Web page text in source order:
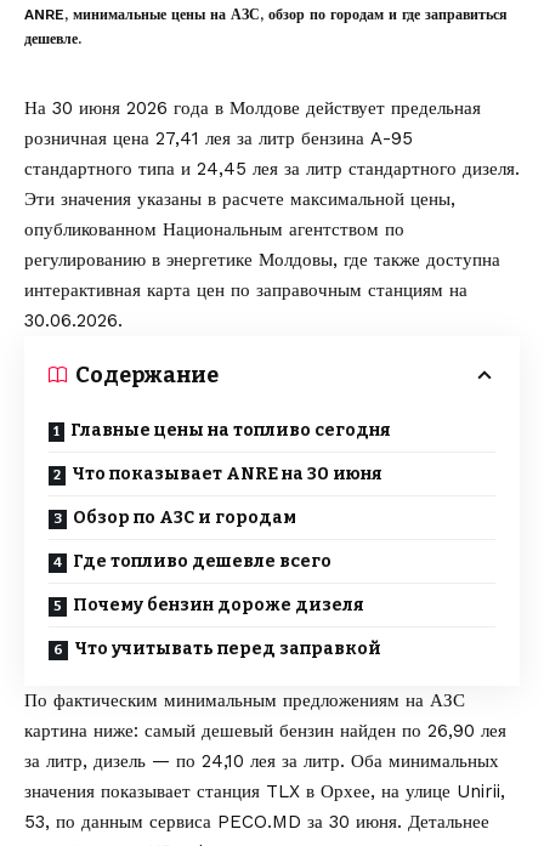
ANRE, минимальные цены на АЗС, обзор по городам и где заправиться
дешевле.
На 30 июня 2026 года в Молдове действует предельная
розничная цена 27,41 лея за литр бензина A-95
стандартного типа и 24,45 лея за литр стандартного дизеля.
Эти значения указаны в расчете максимальной цены,
опубликованном Национальным агентством по
регулированию в энергетике Молдовы, где также доступна
интерактивная карта цен по заправочным станциям на
30.06.2026.
Содержание
Главные цены на топливо сегодня
Что показывает ANRE на 30 июня
Обзор по АЗС и городам
Где топливо дешевле всего
Почему бензин дороже дизеля
Что учитывать перед заправкой
По фактическим минимальным предложениям на АЗС
картина ниже: самый дешевый бензин найден по 26,90 лея
за литр, дизель — по 24,10 лея за литр. Оба минимальных
значения показывает станция TLX в Орхее, на улице Unirii,
53, по данным сервиса PECO.MD за 30 июня. Детальнее